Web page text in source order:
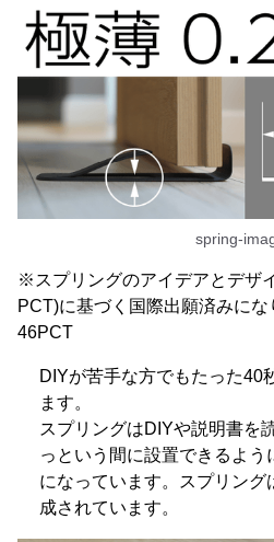
spring-
※スプリングのアイデアとデザ
PCT)に基づく国際出願済みに
46PCT
DIYが苦手な方でもたった40
ます。
スプリングはDIYや説明書を
っという間に設置できるよ
になっています。スプリン
成されています。